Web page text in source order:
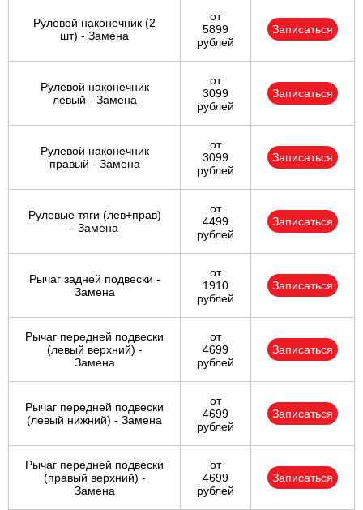
Рулевой наконечник (2
шт) - Замена
от
5899
рублей
Записаться
Рулевой наконечник
левый - Замена
от
3099
рублей
Записаться
Рулевой наконечник
правый - Замена
от
3099
рублей
Записаться
Рулевые тяги (лев+прав)
- Замена
от
4499
рублей
Записаться
Рычаг задней подвески -
Замена
от
1910
рублей
Записаться
Рычаг передней подвески
(левый верхний) -
Замена
от
4699
рублей
Записаться
Рычаг передней подвески
(левый нижний) - Замена
от
4699
рублей
Записаться
Рычаг передней подвески
(правый верхний) -
Замена
от
4699
рублей
Записаться